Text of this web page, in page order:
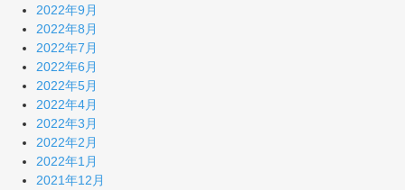
2022年9月
2022年8月
2022年7月
2022年6月
2022年5月
2022年4月
2022年3月
2022年2月
2022年1月
2021年12月